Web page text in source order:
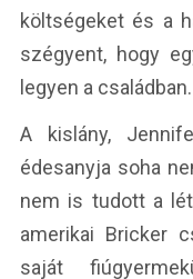
költségeket és a
szégyent, hogy
legyen a családban.
A kislány,
édesanyja soha
nem is tudott a
amerikai Bricker
saját